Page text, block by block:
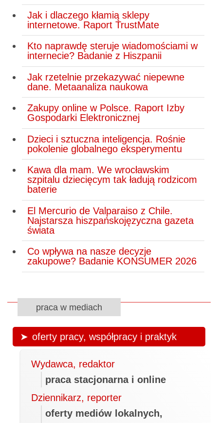
Jak i dlaczego kłamią sklepy
internetowe. Raport TrustMate
Kto naprawdę steruje wiadomościami w
internecie? Badanie z Hiszpanii
Jak rzetelnie przekazywać niepewne
dane. Metaanaliza naukowa
Zakupy online w Polsce. Raport Izby
Gospodarki Elektronicznej
Dzieci i sztuczna inteligencja. Rośnie
pokolenie globalnego eksperymentu
Kawa dla mam. We wrocławskim
szpitalu dziecięcym tak ładują rodzicom
baterie
El Mercurio de Valparaiso z Chile.
Najstarsza hiszpańskojęzyczna gazeta
świata
Co wpływa na nasze decyzje
zakupowe? Badanie KONSUMER 2026
praca w mediach
oferty pracy, współpracy i praktyk
Wydawca, redaktor
praca stacjonarna i online
Dziennikarz, reporter
oferty mediów lokalnych,